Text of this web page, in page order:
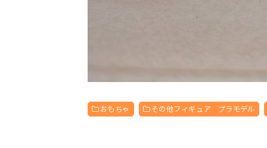
おもちゃ その他フィギュア プラモデル